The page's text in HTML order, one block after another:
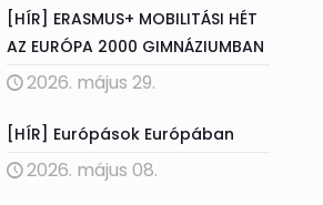
[HÍR] ERASMUS+ MOBILITÁSI HÉT
AZ EURÓPA 2000 GIMNÁZIUMBAN
2026. május 29.
[HÍR] Európások Európában
2026. május 08.